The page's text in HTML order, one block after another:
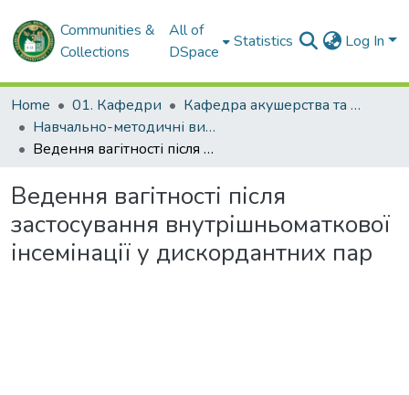
Communities &
Collections
All of
DSpace
Statistics Log In
Home 01. Кафедри
Кафедра акушерства та гінекології № 1
Навчально-методичні видання. Кафедра акушерства та гінекології № 1
Ведення вагітності після застосування внутрішньоматкової інсемінації у дискордантних пар
Ведення вагітності після
застосування внутрішньоматкової
інсемінації у дискордантних пар